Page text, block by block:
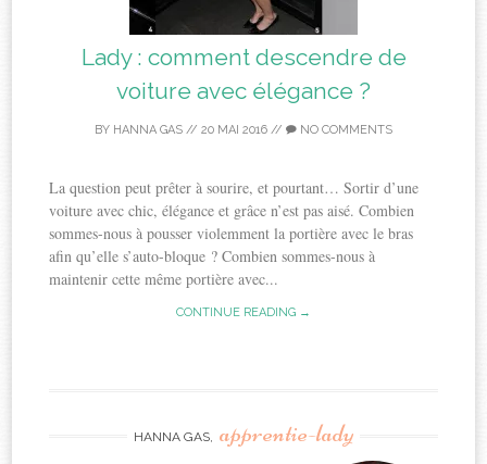
Lady : comment descendre de
voiture avec élégance ?
BY HANNA GAS // 20 MAI 2016 // NO COMMENTS
La question peut prêter à sourire, et pourtant… Sortir d’une
voiture avec chic, élégance et grâce n’est pas aisé. Combien
sommes-nous à pousser violemment la portière avec le bras
afin qu’elle s’auto-bloque ? Combien sommes-nous à
maintenir cette même portière avec...
CONTINUE READING →
HANNA GAS, apprentie-lady